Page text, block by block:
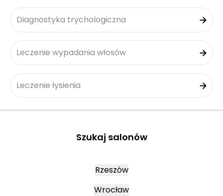
Diagnostyka trychologiczna
Leczenie wypadania włosów
Leczenie łysienia
Szukaj salonów
Rzeszów
Wrocław